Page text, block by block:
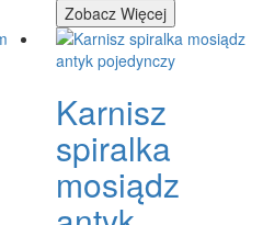
Zobacz Więcej
Karnisz
spiralka
mosiądz